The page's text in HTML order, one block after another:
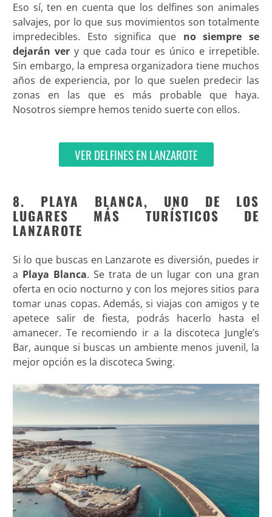
Eso sí, ten en cuenta que los delfines son animales
salvajes, por lo que sus movimientos son totalmente
impredecibles. Esto significa que no siempre se
dejarán very que cada tour es único e irrepetible.
Sin embargo, la empresa organizadora tiene muchos
años de experiencia, por lo que suelen predecir las
zonas en las que es más probable que haya.
Nosotros siempre hemos tenido suerte con ellos.
VER DELFINES EN LANZAROTE
8. PLAYA BLANCA, UNO DE LOS
LUGARES MÁS TURÍSTICOS DE
LANZAROTE
Si lo que buscas en Lanzarote es diversión, puedes ir
a Playa Blanca. Se trata de un lugar con una gran
oferta en ocio nocturno y con los mejores sitios para
tomar unas copas. Además, si viajas con amigos y te
apetece salir de fiesta, podrás hacerlo hasta el
amanecer. Te recomiendo ir a la discoteca Jungle’s
Bar, aunque si buscas un ambiente menos juvenil, la
mejor opción es la discoteca Swing.